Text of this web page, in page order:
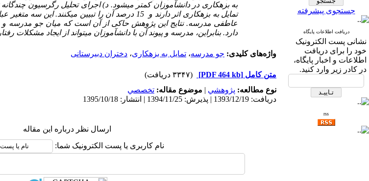
جستجوی پیشرفته
دریافت اطلاعات پایگاه
نشانی پست الکترونیک
خود را برای دریافت
اطلاعات و اخبار پایگاه،
در کادر زیر وارد کنید.
rss
به بزهکاری در دانش­آموزان کمتر می­شود. د) اجرای تحلیل رگرسیون
تمایل به بزهکاری اثر دارند و 15 درصد آن را تبیین
عاطفی مدرسه. نتایج این پژوهش حاکی از آن است که میان جو مدرسه
دارد. بنابراین، مدرسه و پیوند آن با دانش­آموزان می­تواند از ایجاد مشکلات
واژه‌های کلیدی: جو مدرسه، تمایل به بزهکاری، دختران دبیرستانی
متن کامل [PDF 464 kb]
(۳۳۴۷ دریافت)
نوع مطالعه: پژوهشي | موضوع مقاله: تخصصي
دریافت: 1393/12/19 | پذیرش: 1394/11/25 | انتشار: 1395/10/18
ارسال نظر درباره این مقاله
نام کاربری یا پست الکترونیک شما: